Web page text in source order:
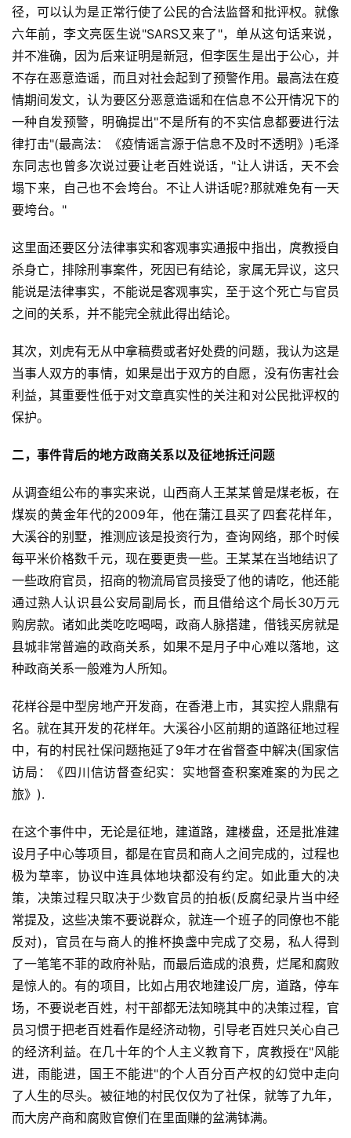
径，可以认为是正常行使了公民的合法监督和批评权。就像
六年前，李文亮医生说"SARS又来了"，单从这句话来说，
并不准确，因为后来证明是新冠，但李医生是出于公心，并
不存在恶意造谣，而且对社会起到了预警作用。最高法在疫
情期间发文，认为要区分恶意造谣和在信息不公开情况下的
一种自发预警，明确提出"不是所有的不实信息都要进行法
律打击"(最高法：《疫情谣言源于信息不及时不透明》)毛泽
东同志也曾多次说过要让老百姓说话，"让人讲话，天不会
塌下来，自己也不会垮台。不让人讲话呢?那就难免有一天
要垮台。"
这里面还要区分法律事实和客观事实通报中指出，庹教授自
杀身亡，排除刑事案件，死因已有结论，家属无异议，这只
能说是法律事实，不能说是客观事实，至于这个死亡与官员
之间的关系，并不能完全就此得出结论。
其次，刘虎有无从中拿稿费或者好处费的问题，我认为这是
当事人双方的事情，如果是出于双方的自愿，没有伤害社会
利益，其重要性低于对文章真实性的关注和对公民批评权的
保护。
二，事件背后的地方政商关系以及征地拆迁问题
从调查组公布的事实来说，山西商人王某某曾是煤老板，在
煤炭的黄金年代的2009年，他在蒲江县买了四套花样年，
大溪谷的别墅，推测应该是投资行为，查询网络，那个时候
每平米价格数千元，现在要更贵一些。王某某在当地结识了
一些政府官员，招商的物流局官员接受了他的请吃，他还能
通过熟人认识县公安局副局长，而且借给这个局长30万元
购房款。诸如此类吃吃喝喝，政商人脉搭建，借钱买房就是
县城非常普遍的政商关系，如果不是月子中心难以落地，这
种政商关系一般难为人所知。
花样谷是中型房地产开发商，在香港上市，其实控人鼎鼎有
名。就在其开发的花样年。大溪谷小区前期的道路征地过程
中，有的村民社保问题拖延了9年才在省督查中解决(国家信
访局：《四川信访督查纪实：实地督查积案难案的为民之
旅》).
在这个事件中，无论是征地，建道路，建楼盘，还是批准建
设月子中心等项目，都是在官员和商人之间完成的，过程也
极为草率，协议中连具体地块都没有约定。如此重大的决
策，决策过程只取决于少数官员的拍板(反腐纪录片当中经
常提及，这些决策不要说群众，就连一个班子的同僚也不能
反对)，官员在与商人的推杯换盏中完成了交易，私人得到
了一笔笔不菲的政府补贴，而最后造成的浪费，烂尾和腐败
是惊人的。有的项目，比如占用农地建设厂房，道路，停车
场，不要说老百姓，村干部都无法知晓其中的决策过程，官
员习惯于把老百姓看作是经济动物，引导老百姓只关心自己
的经济利益。在几十年的个人主义教育下，庹教授在"风能
进，雨能进，国王不能进"的个人百分百产权的幻觉中走向
了人生的尽头。被征地的村民仅仅为了社保，就等了九年，
而大房产商和腐败官僚们在里面赚的盆满钵满。